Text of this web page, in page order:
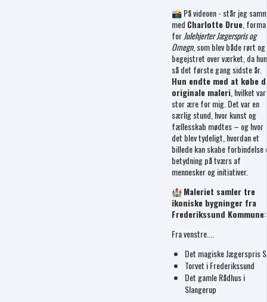
📸 På videoen - står jeg
med Charlotte Drue ,
forJulehjerter Jægerspris og
Omegn, som blev både rørt og
begejstret over værket, da hun
så det første gang sidste år.
Hun endte med at købe
originale maleri , hvilket
stor ære for mig. Det var en
særlig stund, hvor kunst og
fællesskab mødtes – og hvor
det blev tydeligt, hvordan et
billede kan skabe forbindelse
betydning på tværs af
mennesker og initiativer.
🏰Maleriet samler tre
ikoniske bygninger fra
Frederikssund Kommune:
Fra venstre....
Det magiske Jægerspris
Torvet i Frederikssund
Det gamle Rådhus i
Slangerup